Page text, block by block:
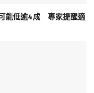
能低逾4成 專家提醒適